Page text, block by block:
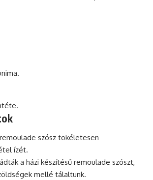
szósz tökéletesen
ízét.
a házi készítésű remoulade szószt,
mellé tálaltunk.